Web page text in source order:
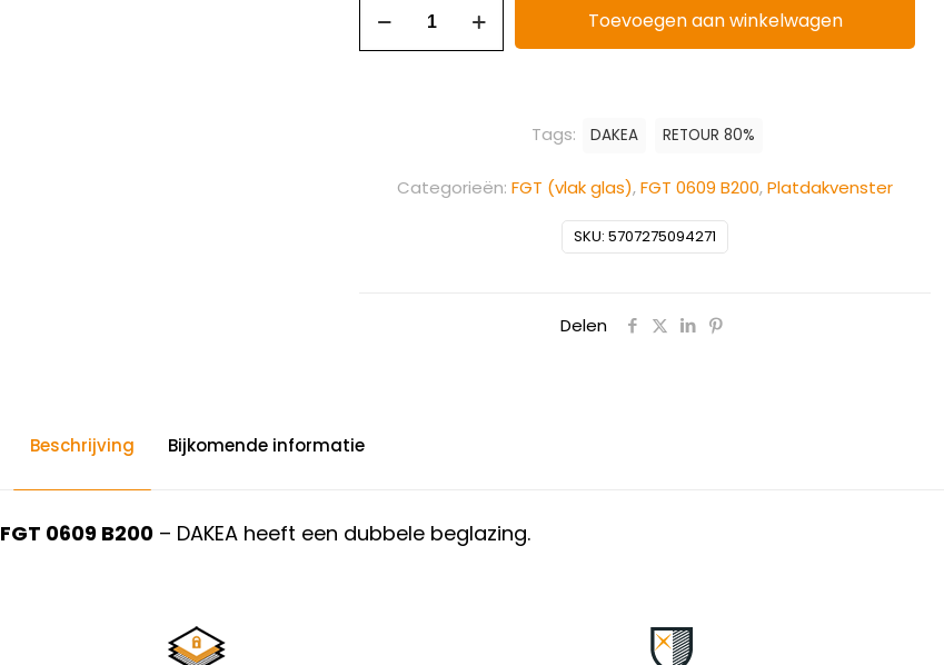
Toevoegen aan winkelwagen
SKU:5707275094271
Categorieën:FGT (vlak glas),FGT 0609 B200,Platdakvenster
Tags: DAKEA RETOUR 80%
Delen
Beschrijving Bijkomende informatie
FGT 0609 B200 – DAKEA heeft een dubbele beglazing.